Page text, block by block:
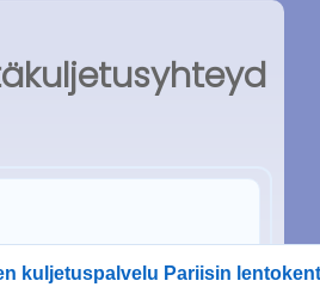
kuljetuspalvelu Pariisin